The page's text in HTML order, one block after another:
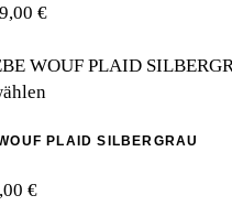
Varianten
Die
Optionen
auf
€Preisspanne:
bis
weist
PLAID SILBERGRAU
€Preisspanne: